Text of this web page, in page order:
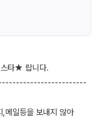
스타★ 랍니다.
메일등을 보내지 않아